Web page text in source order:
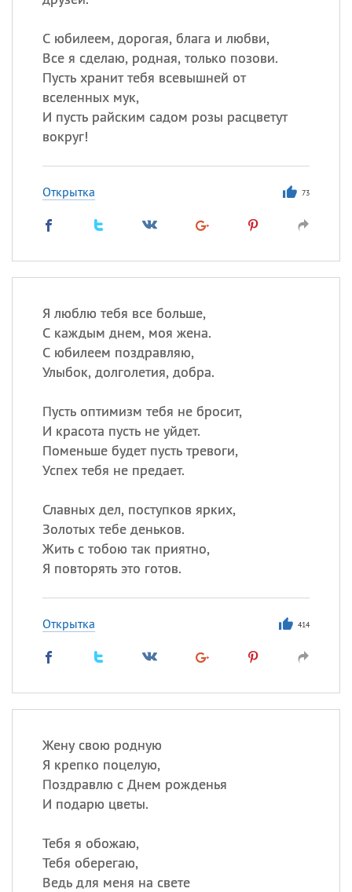
С юбилеем, дорогая, блага и любви,
Все я сделаю, родная, только позови.
Пусть хранит тебя всевышней от
вселенных мук,
И пусть райским садом розы расцветут
вокруг!
Открытка 73
Я люблю тебя все больше,
С каждым днем, моя жена.
С юбилеем поздравляю,
Улыбок, долголетия, добра.
Пусть оптимизм тебя не бросит,
И красота пусть не уйдет.
Поменьше будет пусть тревоги,
Успех тебя не предает.
Славных дел, поступков ярких,
Золотых тебе деньков.
Жить с тобою так приятно,
Я повторять это готов.
Открытка 414
Жену свою родную
Я крепко поцелую,
Поздравлю с Днем рожденья
И подарю цветы.
Тебя я обожаю,
Тебя оберегаю,
Ведь для меня на свете